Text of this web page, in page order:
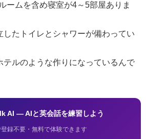
ームを含め寝室が4～5部屋ありま
したトイレとシャワーが備わってい
テルのような作りになっているんで
AI — AIと英会話を練習しよう
録不要・無料で体験できます